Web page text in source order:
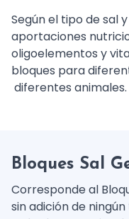
Según el tipo de sal
aportaciones
oligoelementos y
bloques para
diferentes animales.
Bloques Sal
Corresponde al
sin adición de